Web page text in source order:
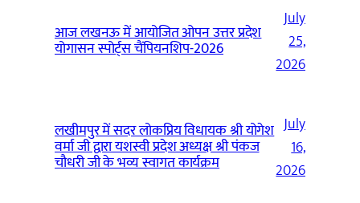
आज लखनऊ में आयोजित ओपन उत्तर प्रदेश
योगासन स्पोर्ट्स चैंपियनशिप-2026
July
25,
2026
लखीमपुर में सदर लोकप्रिय विधायक श्री योगेश
वर्मा जी द्वारा यशस्वी प्रदेश अध्यक्ष श्री पंकज
चौधरी जी के भव्य स्वागत कार्यक्रम
July
16,
2026